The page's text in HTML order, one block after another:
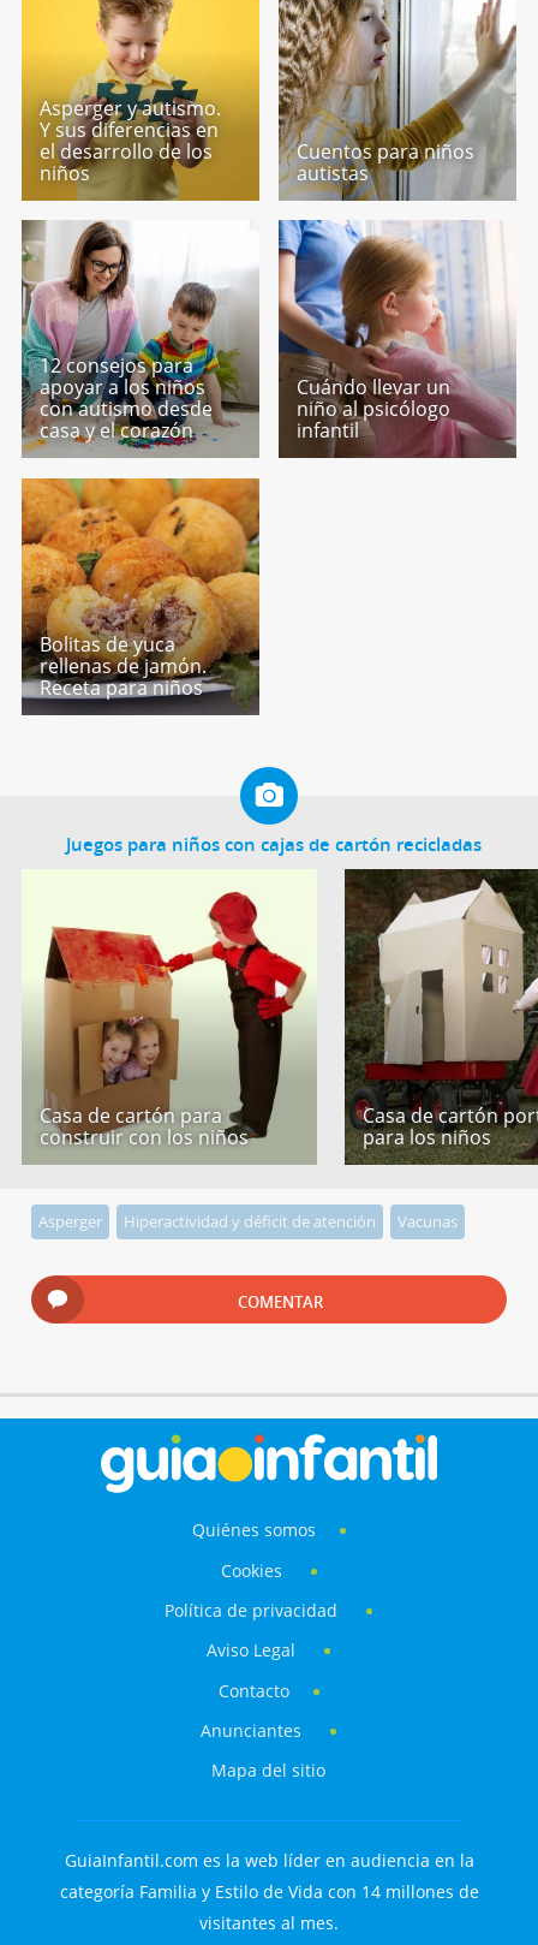
Asperger y autismo.
Y sus diferencias en
el desarrollo de los
niños
Cuentos para niños
autistas
12 consejos para
apoyar a los niños
con autismo desde
casa y el corazón
Cuándo llevar un
niño al psicólogo
infantil
Bolitas de yuca
rellenas de jamón.
Receta para niños
Juegos para niños con cajas de cartón recicladas
Casa de cartón para
construir con los niños
Casa de cartón
para los niños
Asperger Hiperactividad y déficit de atención Vacunas
COMENTAR
Quiénes somos
Cookies
Política de privacidad
Aviso Legal
Contacto
Anunciantes
Mapa del sitio
GuiaInfantil.com es la web líder en audiencia en la
categoría Familia y Estilo de Vida con 14 millones de
visitantes al mes.